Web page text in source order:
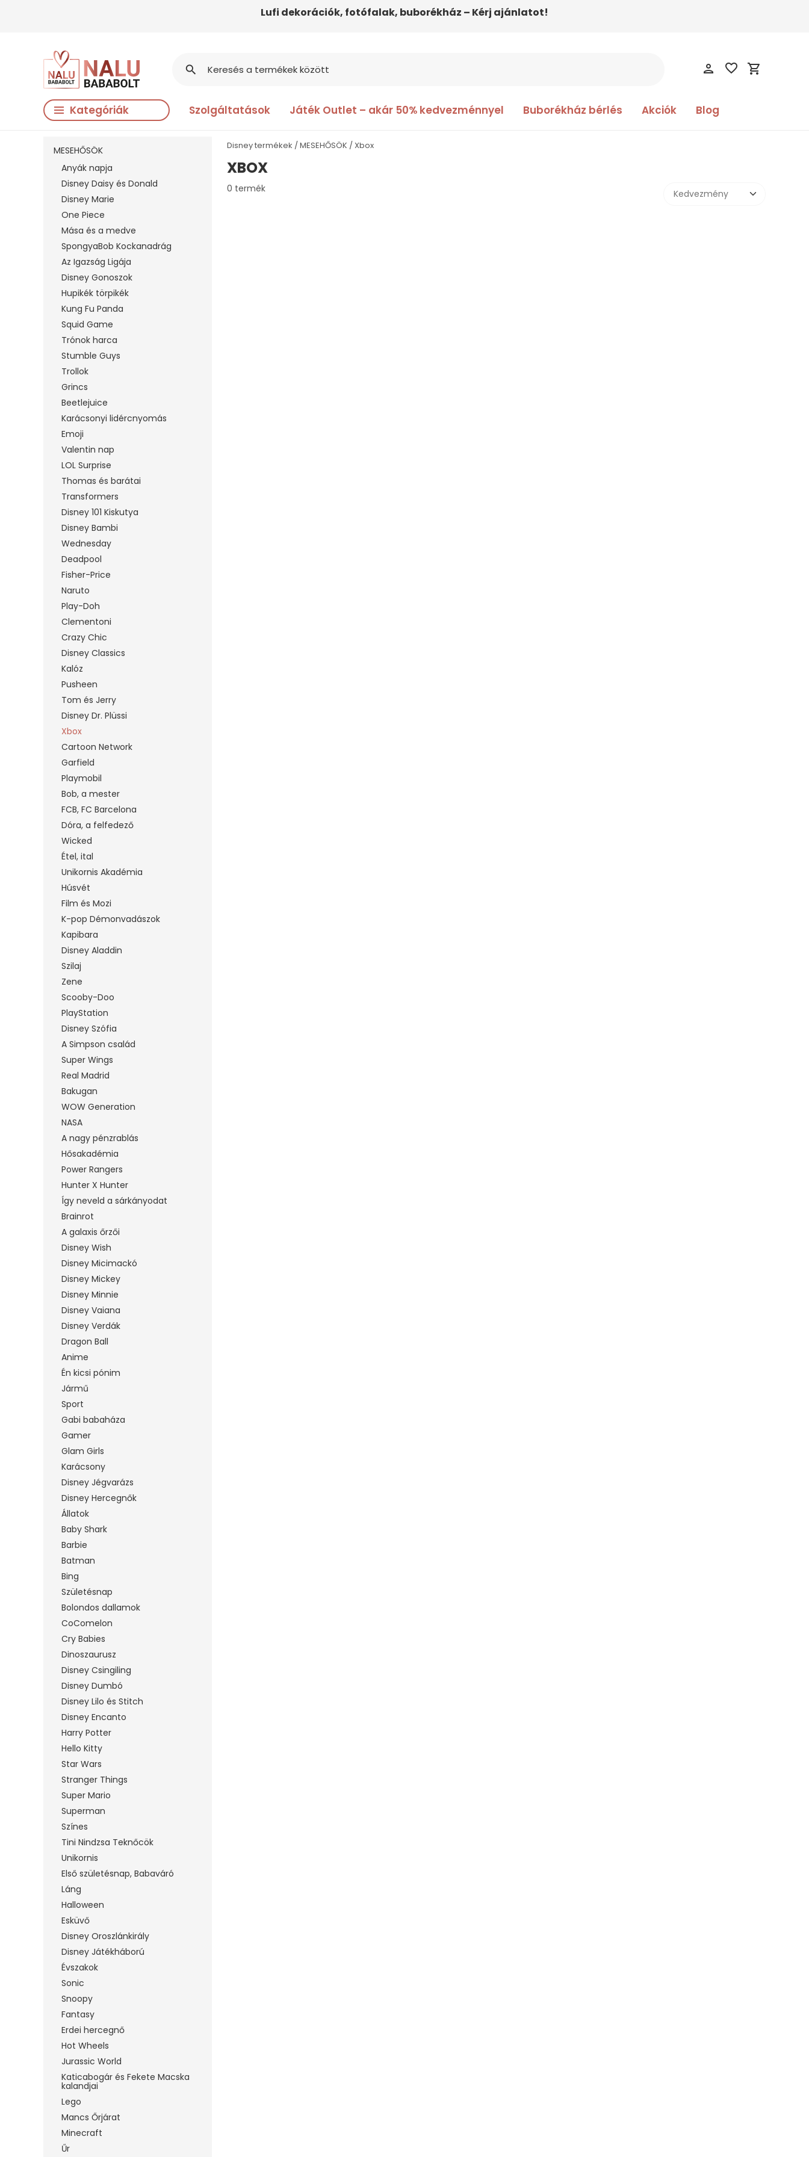
Lufi dekorációk, fotófalak, buborékház – Kérj ajánlatot!
Kategóriák Szolgáltatások Játék Outlet – akár 50% kedvezménnyel Buborékház bérlés Akciók Blog
person favorite_border shopping_cart
search
MESEHŐSÖK
Anyák napja
Disney Daisy és Donald
Disney Marie
One Piece
Mása és a medve
SpongyaBob Kockanadrág
Az Igazság Ligája
Disney Gonoszok
Hupikék törpikék
Kung Fu Panda
Squid Game
Trónok harca
Stumble Guys
Trollok
Grincs
Beetlejuice
Karácsonyi lidércnyomás
Emoji
Valentin nap
LOL Surprise
Thomas és barátai
Transformers
Disney 101 Kiskutya
Disney Bambi
Wednesday
Deadpool
Fisher-Price
Naruto
Play-Doh
Clementoni
Crazy Chic
Disney Classics
Kalóz
Pusheen
Tom és Jerry
Disney Dr. Plüssi
Xbox
Cartoon Network
Garfield
Playmobil
Bob, a mester
FCB, FC Barcelona
Dóra, a felfedező
Wicked
Étel, ital
Unikornis Akadémia
Húsvét
Film és Mozi
K-pop Démonvadászok
Kapibara
Disney Aladdin
Szilaj
Zene
Scooby-Doo
PlayStation
Disney Szófia
A Simpson család
Super Wings
Real Madrid
Bakugan
WOW Generation
NASA
A nagy pénzrablás
Hősakadémia
Power Rangers
Hunter X Hunter
Így neveld a sárkányodat
Brainrot
A galaxis őrzői
Disney Wish
Disney Micimackó
Disney Mickey
Disney Minnie
Disney Vaiana
Disney Verdák
Dragon Ball
Anime
Én kicsi pónim
Jármű
Sport
Gabi babaháza
Gamer
Glam Girls
Karácsony
Disney Jégvarázs
Disney Hercegnők
Állatok
Baby Shark
Barbie
Batman
Bing
Születésnap
Bolondos dallamok
CoComelon
Cry Babies
Dinoszaurusz
Disney Csingiling
Disney Dumbó
Disney Lilo és Stitch
Disney Encanto
Harry Potter
Hello Kitty
Star Wars
Stranger Things
Super Mario
Superman
Színes
Tini Nindzsa Teknőcök
Unikornis
Első születésnap, Babaváró
Láng
Halloween
Esküvő
Disney Oroszlánkirály
Disney Játékháború
Évszakok
Sonic
Snoopy
Fantasy
Erdei hercegnő
Hot Wheels
Jurassic World
Katicabogár és Fekete Macska
kalandjai
Lego
Mancs Őrjárat
Minecraft
Űr
Disney termékek MESEHŐSÖK Xbox
XBOX
0 termék